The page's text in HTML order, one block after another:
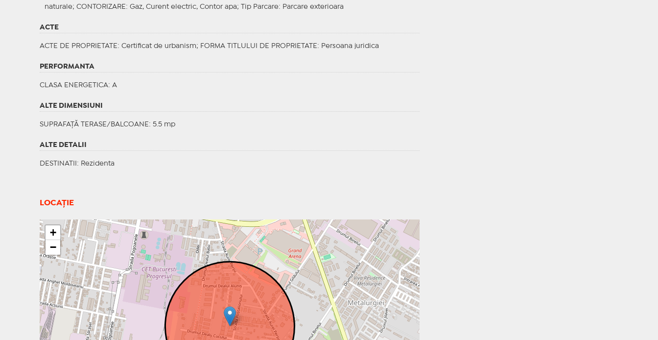
naturale; CONTORIZARE : Gaz, Curent electric, Contor apa; Tip Parcare: Parcare exterioara
ACTE
ACTE DE PROPRIETATE : Certificat de urbanism; FORMA TITLULUI DE PROPRIETATE : Persoana juridica
PERFORMANTA
CLASA ENERGETICA: A
ALTE DIMENSIUNI
SUPRAFAȚĂ TERASE/BALCOANE: 5.5 mp
ALTE DETALII
DESTINATII : Rezidenta
LOCAȚIE
+
−